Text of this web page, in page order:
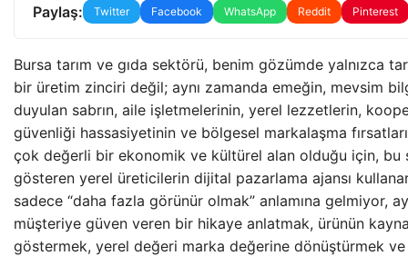
Paylaş: Twitter Facebook WhatsApp Reddit Pinterest
Bursa tarım ve gıda sektörü, benim gözümde yalnızca
bir üretim zinciri değil; aynı zamanda emeğin, mevsim
duyulan sabrın, aile işletmelerinin, yerel lezzetlerin,
güvenliği hassasiyetinin ve bölgesel markalaşma
çok değerli bir ekonomik ve kültürel alan olduğu için, bu
gösteren yerel üreticilerin dijital pazarlama ajansı
sadece “daha fazla görünür olmak” anlamına gelmiyor,
müşteriye güven veren bir hikaye anlatmak, ürünün
göstermek, yerel değeri marka değerine dönüştürmek